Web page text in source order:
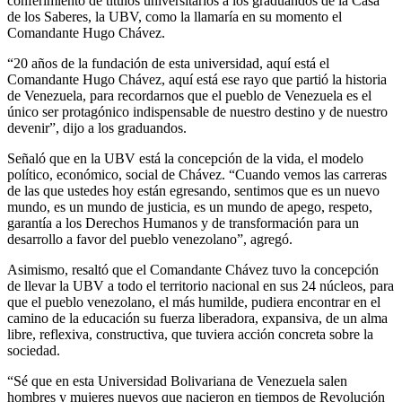
de los Saberes, la UBV, como la llamaría en su momento el
Comandante Hugo Chávez.
“20 años de la fundación de esta universidad, aquí está el
Comandante Hugo Chávez, aquí está ese rayo que partió la historia
de Venezuela, para recordarnos que el pueblo de Venezuela es el
único ser protagónico indispensable de nuestro destino y de nuestro
devenir”, dijo a los graduandos.
Señaló que en la UBV está la concepción de la vida, el modelo
político, económico, social de Chávez. “Cuando vemos las carreras
de las que ustedes hoy están egresando, sentimos que es un nuevo
mundo, es un mundo de justicia, es un mundo de apego, respeto,
garantía a los Derechos Humanos y de transformación para un
desarrollo a favor del pueblo venezolano”, agregó.
Asimismo, resaltó que el Comandante Chávez tuvo la concepción
de llevar la UBV a todo el territorio nacional en sus 24 núcleos, para
que el pueblo venezolano, el más humilde, pudiera encontrar en el
camino de la educación su fuerza liberadora, expansiva, de un alma
libre, reflexiva, constructiva, que tuviera acción concreta sobre la
sociedad.
“Sé que en esta Universidad Bolivariana de Venezuela salen
hombres y mujeres nuevos que nacieron en tiempos de Revolución